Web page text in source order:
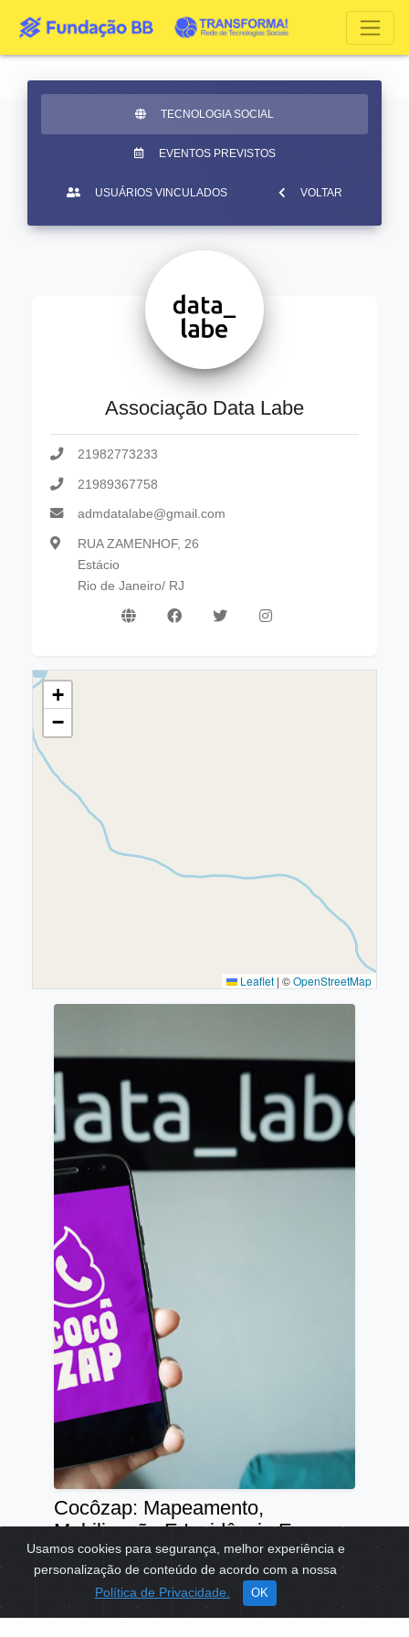
Usamos cookies para segurança, melhor experiência e
personalização de conteúdo de acordo com a nossa
Política de Privacidade.
OK
TECNOLOGIA SOCIAL
EVENTOS PREVISTOS
USUÁRIOS VINCULADOS VOLTAR
Associação Data Labe
21982773233
21989367758
admdatalabe@gmail.com
RUA ZAMENHOF, 26
Estácio
Rio de Janeiro/ RJ
+
−
Leaflet | ©OpenStreetMap
Cocôzap: Mapeamento,
Mobilização E Incidência Em
Saneamento Em Favelas
RECURSOS HÍDRICOS